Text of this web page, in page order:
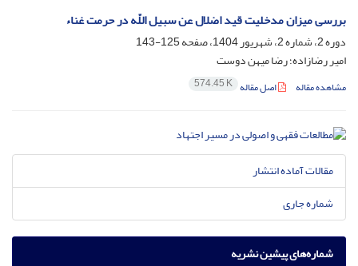
بررسی میزان مدخلیت قید اضلال عن سبیل اللّه در حرمت غناء
دوره 2، شماره 2، شهریور 1404، صفحه
125-143
امیر رضازاده؛ رضا میهن دوست
مشاهده مقاله اصل مقاله 574.45 K
مقالات آماده انتشار
شماره جاری
شماره‌های پیشین نشریه